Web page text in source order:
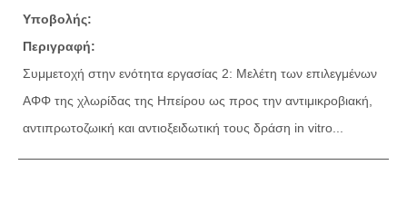
Υποβολής:
Περιγραφή:
Συμμετοχή στην ενότητα εργασίας 2: Μελέτη των επιλεγμένων
ΑΦΦ της χλωρίδας της Ηπείρου ως προς την αντιμικροβιακή,
αντιπρωτοζωική και αντιοξειδωτική τους δράση in vitro...